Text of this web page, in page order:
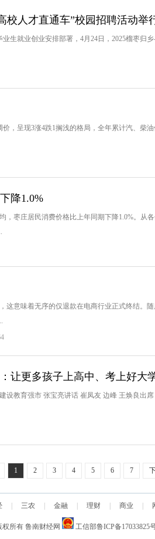
校人才直通车”校园招聘活动举
生就业创业安排部署，4月24日，2025榴枣归
，呈现3涨4跌1搁浅的格局，全年累计汽、柴
降1.0%
，枣庄居民消费价格比上年同期下降1.0%。从各
这意味着无序的仅退款在电商行业正式终结。
让更多孩子上高中、考上好大
教育强市 张宝亮讲话 崔凤友 边峰 王焕良出席
1 2 3 4 5 6 7
三农 金融 理财 商业
权所有 鲁南财经网 工信部鲁ICP备17033825